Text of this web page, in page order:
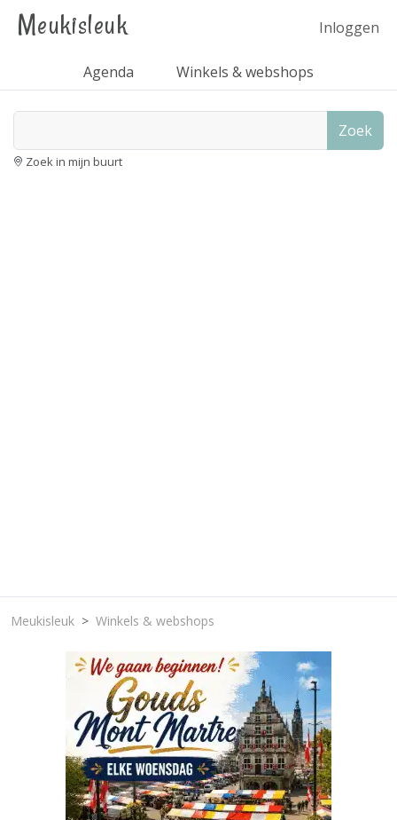
Meukisleuk Inloggen
Agenda Winkels & webshops
Zoek
Zoek in mijn buurt
Meukisleuk Winkels & webshops